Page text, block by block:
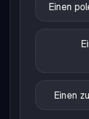
Einen
Einen